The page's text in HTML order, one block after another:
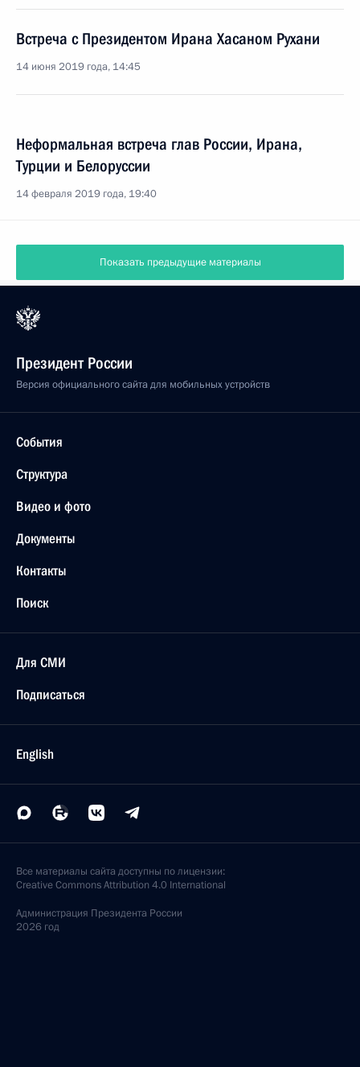
Встреча с Президентом Ирана Хасаном Рухани
14 июня 2019 года, 14:45
Неформальная встреча глав России, Ирана,
Турции и Белоруссии
14 февраля 2019 года, 19:40
Показать предыдущие материалы
Президент России
Версия официального сайта для мобильных устройств
События
Структура
Видео и фото
Документы
Контакты
Поиск
Для СМИ
Подписаться
English
Все материалы сайта доступны по лицензии:
Creative Commons Attribution 4.0 International
Администрация Президента России
2026 год